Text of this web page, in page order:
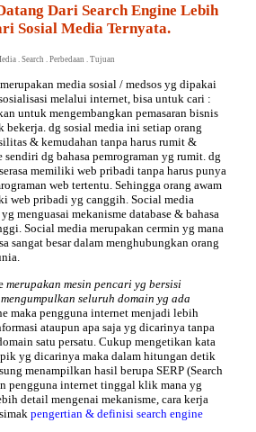
Dari Search Engine Lebih
Sosial Media Ternyata.
. Search . Perbedaan . Tujuan
merupakan media sosial / medsos yg dipakai
melalui internet, bisa untuk cari :
untuk mengembangkan pemasaran bisnis
bekerja. dg sosial media ini setiap orang
& kemudahan tanpa harus rumit &
sendiri dg bahasa pemrograman yg rumit. dg
memiliki web pribadi tanpa harus punya
web tertentu. Sehingga orang awam
web pribadi yg canggih. Social media
menguasai mekanisme database & bahasa
Social media merupakan cermin yg mana
sangat besar dalam menghubungkan orang
merupakan mesin pencari yg bersisi
seluruh domain yg ada
maka pengguna internet menjadi lebih
ataupun apa saja yg dicarinya tanpa
satu persatu. Cukup mengetikan kata
yg dicarinya maka dalam hitungan detik
menampilkan hasil berupa SERP (Search
pengguna internet tinggal klik mana yg
detail mengenai mekanisme, cara kerja
pengertian & definisi search engine